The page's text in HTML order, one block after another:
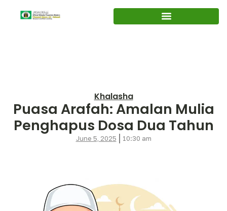
Khalasha
Puasa Arafah: Amalan Mulia
Penghapus Dosa Dua Tahun
June 5, 2025 10:30 am